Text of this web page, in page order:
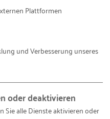
| Nürnberg
Region stellen wir 24
geben Gründerinnen
von Stefanie Bechert
Plattformen
und Verbesserung unseres
oder deaktivieren
Sie alle Dienste aktivieren oder